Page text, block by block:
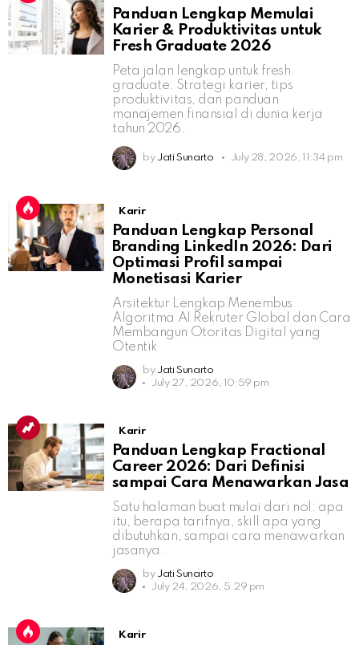
Panduan Lengkap Memulai
Karier & Produktivitas untuk
Fresh Graduate 2026
Peta jalan lengkap untuk fresh
graduate: Strategi karier, tips
produktivitas, dan panduan
manajemen finansial di dunia kerja
tahun 2026.
by Jati Sunarto July 28, 2026, 11:34 pm
Karir
Panduan Lengkap Personal
Branding LinkedIn 2026: Dari
Optimasi Profil sampai
Monetisasi Karier
Arsitektur Lengkap Menembus
Algoritma AI Rekruter Global dan Cara
Membangun Otoritas Digital yang
Otentik
by Jati Sunarto
July 27, 2026, 10:59 pm
Karir
Panduan Lengkap Fractional
Career 2026: Dari Definisi
sampai Cara Menawarkan Jasa
Satu halaman buat mulai dari nol: apa
itu, berapa tarifnya, skill apa yang
dibutuhkan, sampai cara menawarkan
jasanya.
by Jati Sunarto
July 24, 2026, 5:29 pm
Karir